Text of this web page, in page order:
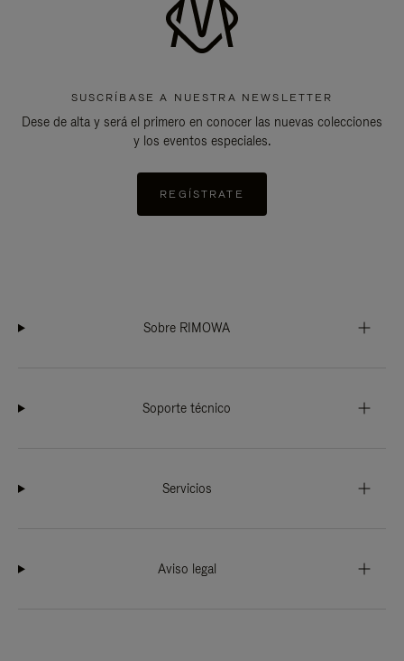
SUSCRÍBASE A NUESTRA NEWSLETTER
Dese de alta y será el primero en conocer las nuevas colecciones
y los eventos especiales.
REGÍSTRATE
Sobre RIMOWA
Soporte técnico
Servicios
Aviso legal